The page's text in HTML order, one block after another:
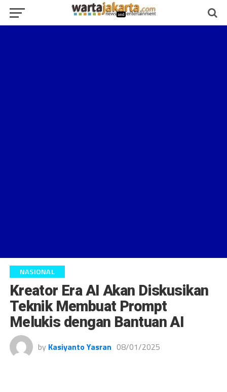
NASIONAL
Kreator Era AI Akan Diskusikan
Teknik Membuat Prompt
Melukis dengan Bantuan AI
by Kasiyanto Yasran 08/01/2025